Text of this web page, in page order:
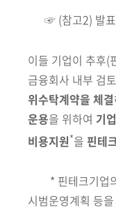
☞ (참고2) 발표
이들 기업이 추후(
금융회사 내부 검
위수탁계약을 체결
운용을 위하여 기
비용지원*을 핀테
* 핀테크기업
시범운영계획 등